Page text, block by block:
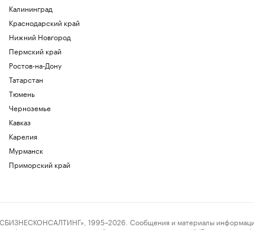
Калининград
Краснодарский край
Нижний Новгород
Пермский край
Ростов-на-Дону
Татарстан
Тюмень
Черноземье
Кавказ
Карелия
Мурманск
Приморский край
1995–2026. Сообщения и материалы